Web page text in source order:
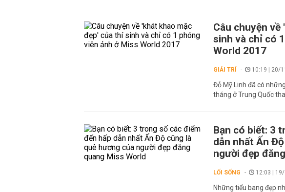
Câu chuyện
sinh và chỉ có
World 2017
GIẢI TRÍ 10:19 | 20/
Đỗ Mỹ Linh đã có
tháng ở Trung Quốc
Bạn có biết: 3
dẫn nhất Ấn
người đẹp
LỐI SỐNG 12:03 |
Những tiểu bang đẹp